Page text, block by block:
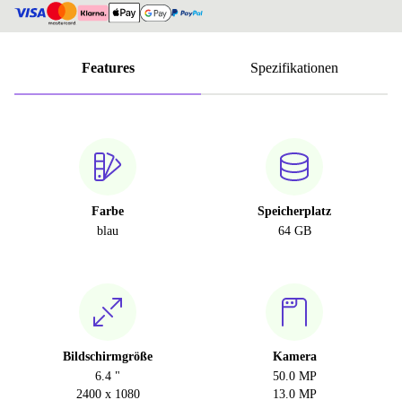
Features Spezifikationen
Farbe
blau
Speicherplatz
64 GB
Bildschirmgröße
6.4 "
2400 x 1080
Kamera
50.0 MP
13.0 MP